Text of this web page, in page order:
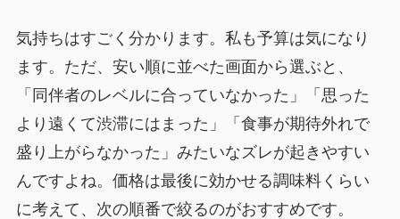
気持ちはすごく分かります。私も予算は気になり
ます。ただ、安い順に並べた画面から選ぶと、
「同伴者のレベルに合っていなかった」「思った
より遠くて渋滞にはまった」「食事が期待外れで
盛り上がらなかった」みたいなズレが起きやすい
んですよね。価格は最後に効かせる調味料くらい
に考えて、次の順番で絞るのがおすすめです。